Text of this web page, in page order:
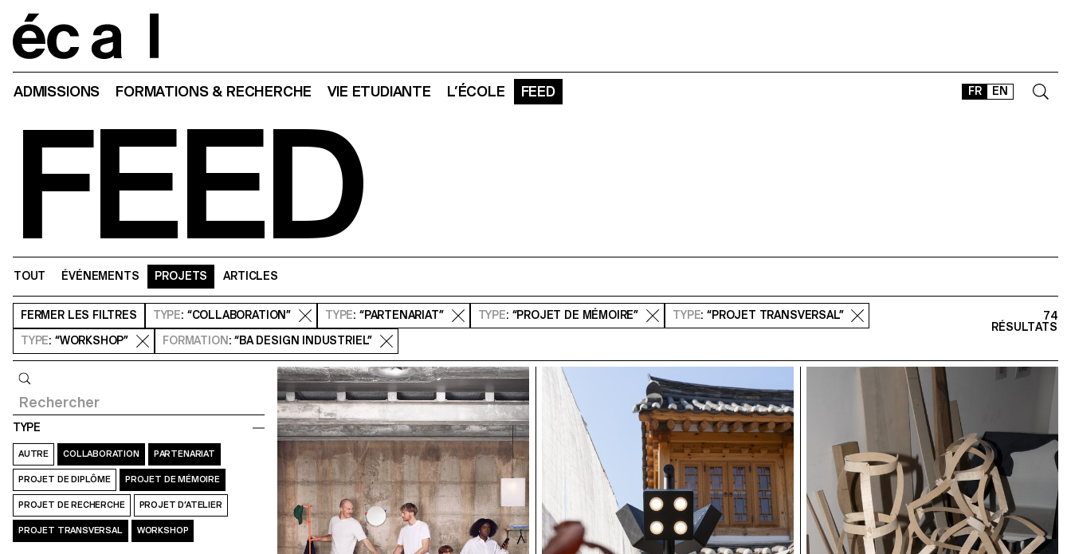
FR EN
ADMISSIONS FORMATIONS & RECHERCHE VIE ETUDIANTE L’ÉCOLE FEED
FEED
TOUT ÉVÉNEMENTS PROJETS ARTICLES
FERMER LES FILTRES TYPE: “COLLABORATION” TYPE: “PARTENARIAT” TYPE: “PROJET DE MÉMOIRE” TYPE: “PROJET TRANSVERSAL”
TYPE: “WORKSHOP” FORMATION : “BA DESIGN INDUSTRIEL”
74
RÉSULTATS
TYPE
AUTRE COLLABORATION PARTENARIAT
PROJET DE DIPLÔME PROJET DE MÉMOIRE
PROJET DE RECHERCHE PROJET D’ATELIER
PROJET TRANSVERSAL WORKSHOP